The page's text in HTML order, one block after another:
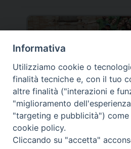
Torna il Campo Missionario
Informativa
Utilizziamo cookie o
finalità tecniche e, con il tuo
altre finalità ("interazioni e
"miglioramento
"targeting e pubblicità")
cookie policy.
Cliccando su "accetta"